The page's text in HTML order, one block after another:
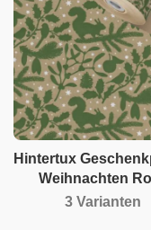
Hintertux
Weihnachten
3 Varianten